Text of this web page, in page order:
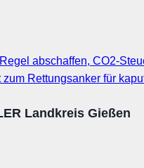
abschaffen, CO2-
Rettungsanker für
Landkreis Gießen